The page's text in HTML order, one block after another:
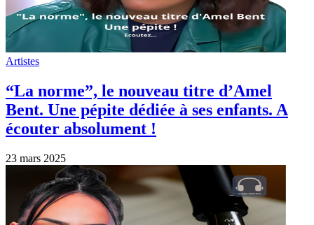
Artistes
“La norme”, le nouveau titre d’Amel
Bent. Une pépite dédiée à ses enfants. A
écouter absolument !
23 mars 2025